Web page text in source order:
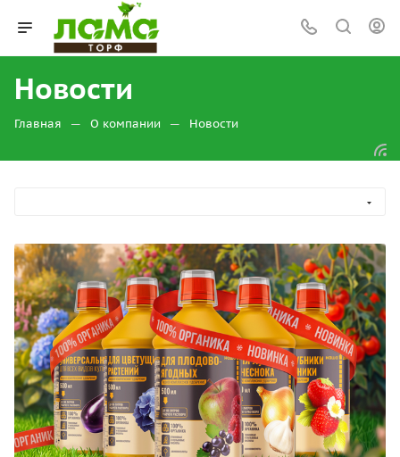
Новости
Главная — О компании — Новости